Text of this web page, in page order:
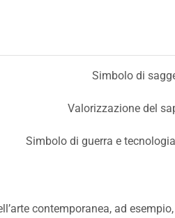
Simbolo di
Valorizzazione del
Simbolo di guerra e
contemporanea, ad